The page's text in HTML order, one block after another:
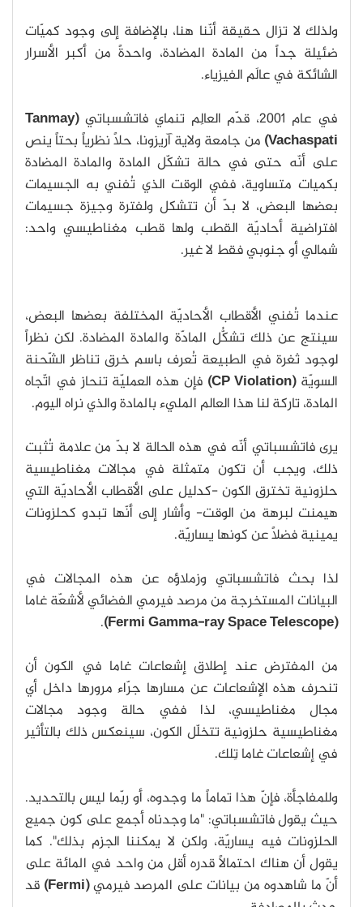
ولذلك لا تزال حقيقة أنّنا هنا، بالإضافة إلى وجود كميّات
ضئيلة جداً من المادة المضادة، واحدةً من أكبر الأسرار
الشائكة في عالَم الفيزياء.
في عام 2001، قدّم العالِم تنماي فاتشسباتي
(Tanmay
Vachaspati) من جامعة ولاية آريزونا، حلاً نظرياً بحتاً ينص
على أنّه حتى في حالة تشكّل المادة والمادة المضادة
بكميات متساوية، ففي الوقت الذي تُفني به الجسيمات
بعضها البعض، لا بدّ أن تتشكل ولفترة وجيزة جسيمات
افتراضية أحاديّة القطب ولها قطب مغناطيسي واحد:
شمالي أو جنوبي فقط لا غير.
عندما تُفني الأقطاب الأحاديّة المختلفة بعضها البعض،
سينتج عن ذلك تشكُّل المادّة والمادة المضادة. لكن نظراً
لوجود ثغرة في الطبيعة تُعرف باسم خرق تناظر الشّحنة
السويّة(CP Violation)
فإن هذه العمليّة تنحاز في اتّجاه
المادة، تاركة لنا هذا العالم المليء بالمادة والذي نراه اليوم.
يرى فاتشسباتي أنّه في هذه الحالة لا بدّ من علامة تُثبت
ذلك، ويجب أن تكون متمثلة في مجالات مغناطيسية
حلزونية تخترق الكون -كدليل على الأقطاب الأحاديّة التي
هيمنت لبرهة من الوقت- وأشار إلى أنّها تبدو كحلزونات
يمينية فضلاً عن كونها يساريّة.
لذا بحث فاتشسباتي وزملاؤه عن هذه المجالات في
البيانات المستخرجة من مرصد فيرمي الفضائي لأشعّة غاما
(Fermi Gamma-ray Space Telescope)
.
من المفترض عند إطلاق إشعاعات غاما في الكون أن
تنحرف هذه الإشعاعات عن مسارها جرّاء مرورها داخل أي
مجال مغناطيسي، لذا ففي حالة وجود مجالات
مغناطيسية حلزونية تتخلّل الكون، سينعكس ذلك بالتأثير
في إشعاعات غاما تِلك.
وللمفاجأة، فإنّ هذا تماماً ما وجدوه، أو ربّما ليس بالتحديد.
حيث يقول فاتشسباتي: "ما وجدناه أجمع على كون جميع
الحلزونات فيه يساريّة، ولكن لا يمكننا الجزم بذلك". كما
يقول أن هناك احتمالًا قدره أقل من واحد في المائة على
أنّ ما شاهدوه من بيانات على المرصد فيرمي(Fermi)
قد